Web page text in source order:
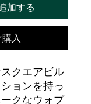
加する
入
クエアビル
ョンを持っ
クなウォブ